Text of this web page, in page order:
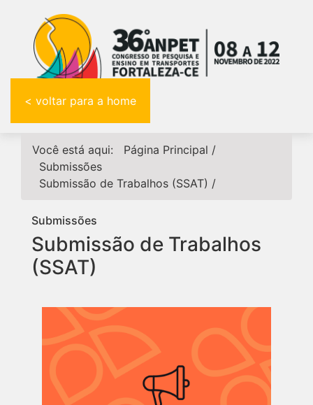
< voltar para a home
Você está aqui: Página Principal /
Submissões
Submissão de Trabalhos (SSAT) /
Submissões
Submissão de Trabalhos
(SSAT)